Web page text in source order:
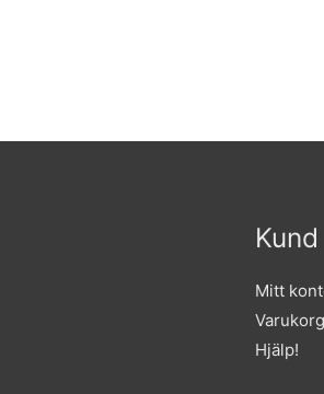
Kund
Mitt
Varukorg
Hjälp!